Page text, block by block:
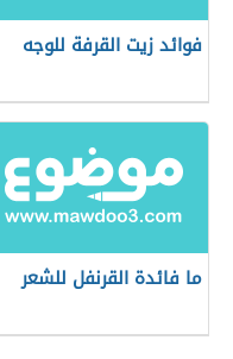
فوائد زيت القرفة للوجه
ما فائدة القرنفل للشعر